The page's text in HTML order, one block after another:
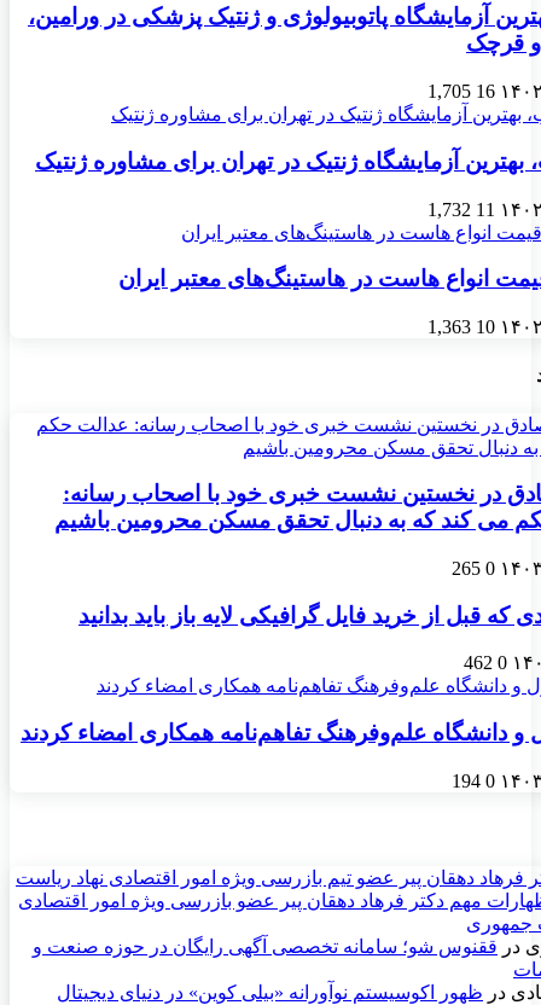
آزمایشگاه پاتوبیولوژی و ژنتیک پزشکی در ورامین،
قرچک
16
1,705
بهترین آزمایشگاه ژنتیک در تهران برای مشاوره ژنتیک
11
1,732
انواع هاست در هاستینگ‌های معتبر ایران
10
1,363
در نخستین نشست خبری خود با اصحاب رسانه:
می کند که به دنبال تحقق مسکن محرومین باشیم
0
265
که قبل از خرید فایل گرافیکی لایه باز باید بدانید
0
462
و دانشگاه علم‌وفرهنگ تفاهم‌نامه همکاری امضاء کردند
0
194
فرهاد دهقان پیر عضو تيم بازرسی ويژه امور اقتصادی نهاد رياست
مهم دکتر فرهاد دهقان پیر عضو بازرسی ویژه امور اقتصادی
جمهوری
در ققنوس شو؛ سامانه تخصصی آگهی رایگان در حوزه صنعت و
در ظهور اکوسیستم نوآورانه «بیلی کوین» در دنیای دیجیتال